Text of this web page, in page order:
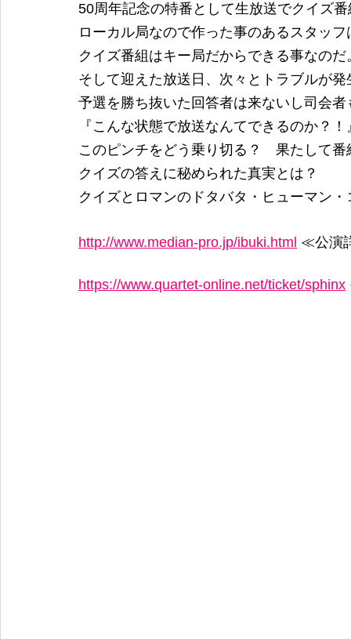
50周年記念の特番として生放送でクイズ
ローカル局なので作った事のあるスタッフ
クイズ番組はキー局だからできる事なの
そして迎えた放送日、次々とトラブルが発
予選を勝ち抜いた回答者は来ないし司会者
『こんな状態で放送なんてできるのか？！
このピンチをどう乗り切る？　果たして
クイズの答えに秘められた真実とは？
クイズとロマンのドタバタ・ヒューマン
http://www.median-pro.jp/ibuki.html ≪公演
https://www.quartet-online.net/ticket/sphinx